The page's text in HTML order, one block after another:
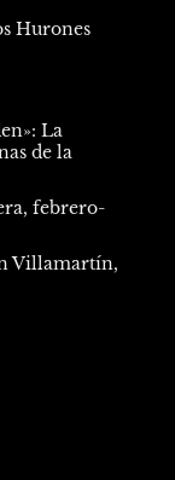
Hurones
La
de la
febrero-
Villamartín,